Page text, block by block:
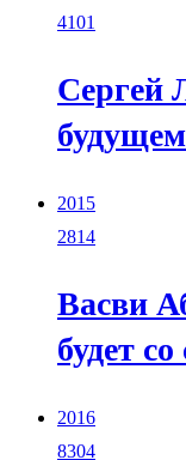
4101
Сергей
2015
2814
Васви
будет
2016
8304